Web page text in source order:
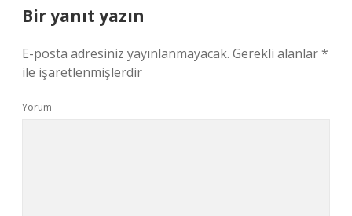
Bir yanıt yazın
E-posta adresiniz yayınlanmayacak. Gerekli alanlar*
ile işaretlenmişlerdir
Yorum